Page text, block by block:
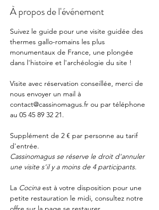
À propos de l'événement
Suivez le guide pour une visite guidée des
thermes gallo-romains les plus
monumentaux de France, une plongée
dans l'histoire et l'archéologie du site !
Visite avec réservation conseillée, merci de
nous envoyer un mail à
contact@cassinomagus.fr ou par téléphone
au 05 45 89 32 21.
Supplément de 2 € par personne au tarif
d'entrée.
Cassinomagus se réserve le droit d'annuler
une visite s'il y a moins de 4 participants.
La Cocina est à votre disposition pour une
petite restauration le midi, consultez notre